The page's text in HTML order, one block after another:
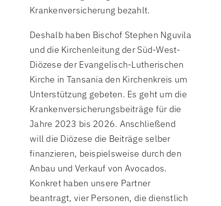
Krankenversicherung bezahlt.
Deshalb haben Bischof Stephen Nguvila
und die Kirchenleitung der Süd-West-
Diözese der Evangelisch-Lutherischen
Kirche in Tansania den Kirchenkreis um
Unterstützung gebeten. Es geht um die
Krankenversicherungsbeiträge für die
Jahre 2023 bis 2026. Anschließend
will die Diözese die Beiträge selber
finanzieren, beispielsweise durch den
Anbau und Verkauf von Avocados.
Konkret haben unsere Partner
beantragt, vier Personen, die dienstlich